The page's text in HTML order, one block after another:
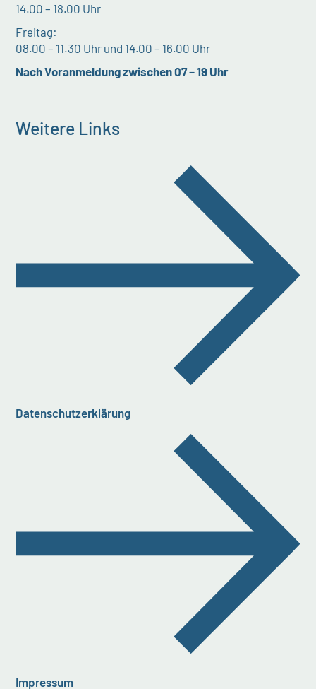
14.00 – 18.00 Uhr
Freitag:
08.00 – 11.30 Uhr und 14.00 – 16.00 Uhr
Nach Voranmeldung zwischen 07 – 19 Uhr
Weitere Links
Datenschutzerklärung
Impressum